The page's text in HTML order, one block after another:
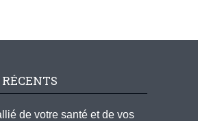
de votre santé et de vos